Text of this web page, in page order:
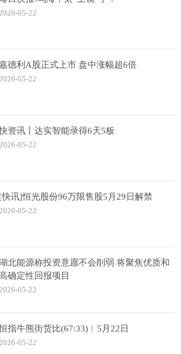
05-22
德利A股正式上市 盘中涨幅超6倍
05-22
资讯丨达实智能录得6天5板
05-22
[快讯]恒光股份96万限售股5月29日解禁
05-22
北能源称投资意愿不会削弱 将聚焦优质和
确定性回报项目
05-22
指牛熊街货比(67:33)︱5月22日
05-22